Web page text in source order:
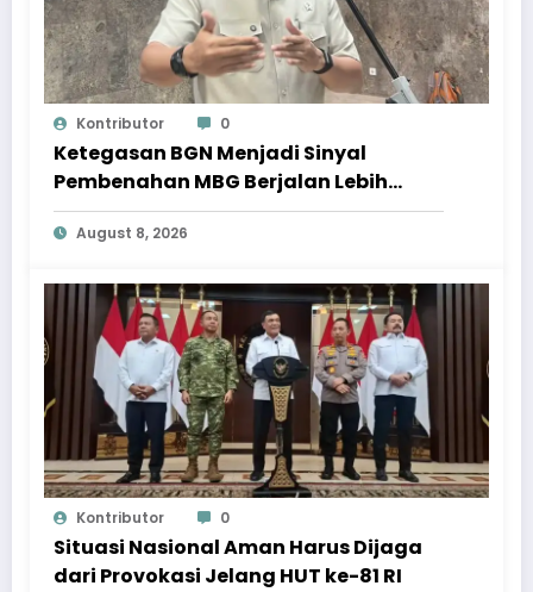
Kontributor 0
Ketegasan BGN Menjadi Sinyal
Pembenahan MBG Berjalan Lebih
Serius
August 8, 2026
Kontributor 0
Situasi Nasional Aman Harus Dijaga
dari Provokasi Jelang HUT ke-81 RI